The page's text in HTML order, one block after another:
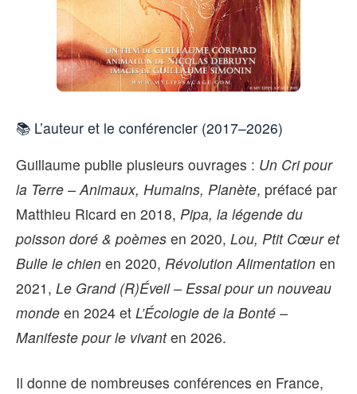
📚 L’auteur et le conférencier (2017–2026)
Guillaume publie plusieurs ouvrages : Un Cri pour
la Terre – Animaux, Humains, Planète, préfacé par
Matthieu Ricard en 2018, Pipa, la légende du
poisson doré & poèmes en 2020, Lou, Ptit Cœur et
Bulle le chien en 2020, Révolution Alimentation en
2021, Le Grand (R)Éveil – Essai pour un nouveau
monde en 2024 et L’Écologie de la Bonté –
Manifeste pour le vivanten 2026.
Il donne de nombreuses conférences en France,